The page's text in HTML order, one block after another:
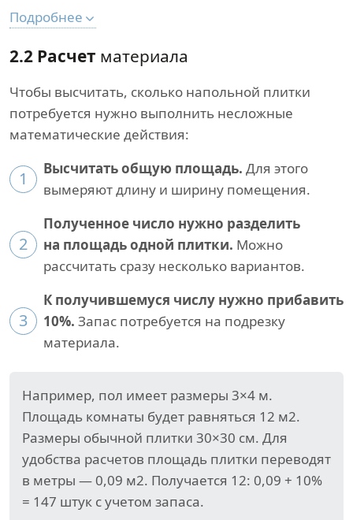
Подробнее
2.2 Расчет материала
Чтобы высчитать, сколько напольной плитки
потребуется нужно выполнить несложные
математические действия:
1 Высчитать общую площадь. Для этого
вымеряют длину и ширину помещения.
2
Полученное число нужно разделить
на площадь одной плитки. Можно
рассчитать сразу несколько вариантов.
3
К получившемуся числу нужно прибавить
10%. Запас потребуется на подрезку
материала.
Например, пол имеет размеры 3×4 м.
Площадь комнаты будет равняться 12 м2.
Размеры обычной плитки 30×30 см. Для
удобства расчетов площадь плитки переводят
в метры — 0,09 м2. Получается 12: 0,09 + 10%
= 147 штук с учетом запаса.